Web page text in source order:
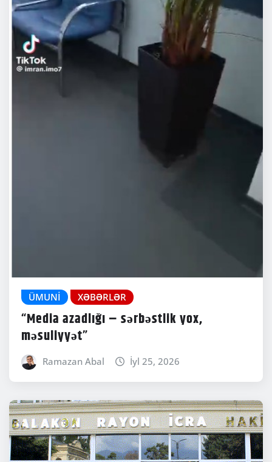
ÜMUNI XƏBƏRLƏR
“Media azadlığı – sərbəstlik yox,
məsuliyyət”
Ramazan Abal İyl 25, 2026